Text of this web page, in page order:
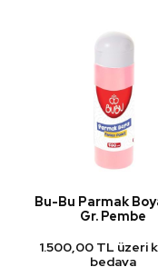
Bu-Bu Parmak
Gr. Pembe
1.500,00 TL üzeri
bedava